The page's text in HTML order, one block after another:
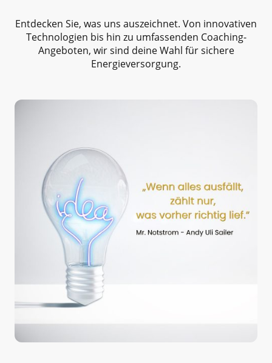
Entdecken Sie, was uns auszeichnet. Von innovativen
Technologien bis hin zu umfassenden Coaching-
Angeboten, wir sind deine Wahl für sichere
Energieversorgung.